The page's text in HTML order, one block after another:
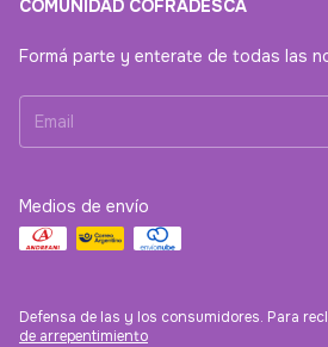
COMUNIDAD COFRADESCA
Formá parte y enterate de todas las
Medios de envío
Defensa de las y los consumidores. Para
de arrepentimiento